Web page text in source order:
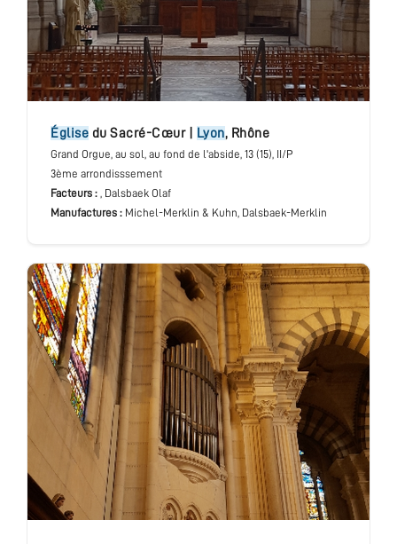
église du Sacré-Cœur| Lyon, Rhône
Grand Orgue, au sol, au fond de l'abside, 13 (15), II/P
3ème arrondisssement
Facteurs : , Dalsbaek Olaf
Manufactures : Michel-Merklin & Kuhn, Dalsbaek-Merklin